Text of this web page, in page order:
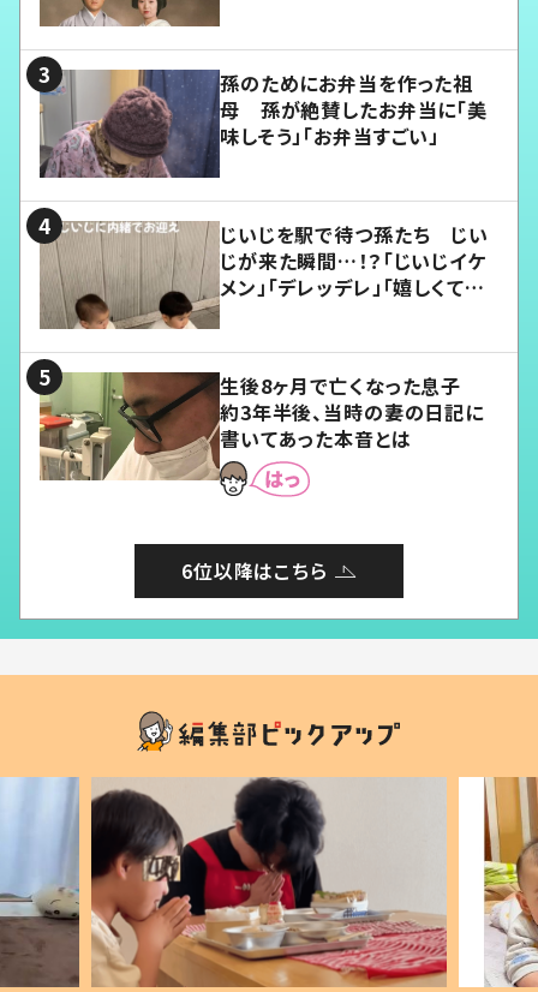
孫のためにお弁当を作った祖
母 孫が絶賛したお弁当に「美
味しそう」「お弁当すごい」
じいじを駅で待つ孫たち じい
じが来た瞬間…！？「じいじイケ
メン」「デレッデレ」「嬉しくて可
生後8ヶ月で亡くなった息子
約3年半後、当時の妻の日記に
書いてあった本音とは
6位以降はこちら